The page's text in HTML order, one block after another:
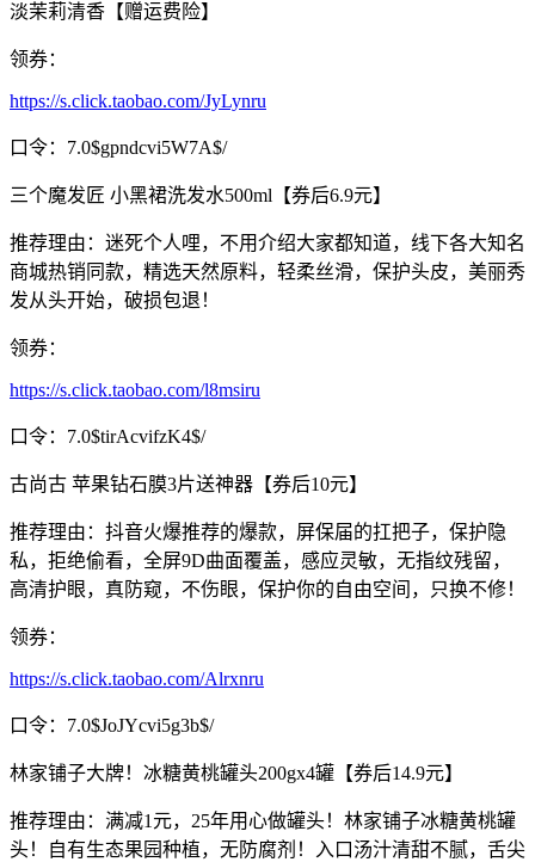
淡茉莉清香【赠运费险】
领券：
https://s.click.taobao.com/JyLynru
口令：7.0$gpndcvi5W7A$/
三个魔发匠 小黑裙洗发水500ml【券后6.9元】
推荐理由：迷死个人哩，不用介绍大家都知道，线下各大知名
商城热销同款，精选天然原料，轻柔丝滑，保护头皮，美丽秀
发从头开始，破损包退！
领券：
https://s.click.taobao.com/l8msiru
口令：7.0$tirAcvifzK4$/
古尚古 苹果钻石膜3片送神器【券后10元】
推荐理由：抖音火爆推荐的爆款，屏保届的扛把子，保护隐
私，拒绝偷看，全屏9D曲面覆盖，感应灵敏，无指纹残留，
高清护眼，真防窥，不伤眼，保护你的自由空间，只换不修！
领券：
https://s.click.taobao.com/Alrxnru
口令：7.0$JoJYcvi5g3b$/
林家铺子大牌！冰糖黄桃罐头200gx4罐【券后14.9元】
推荐理由：满减1元，25年用心做罐头！林家铺子冰糖黄桃罐
头！自有生态果园种植，无防腐剂！入口汤汁清甜不腻，舌尖